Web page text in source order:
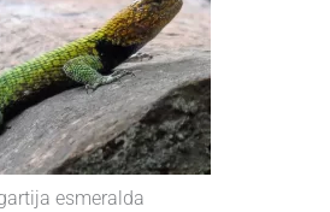
esmeralda